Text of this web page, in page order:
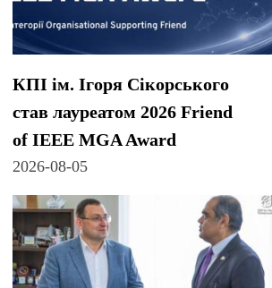
КПІ ім. Ігоря Сікорського
став лауреатом 2026 Friend
of IEEE MGA Award
2026-08-05